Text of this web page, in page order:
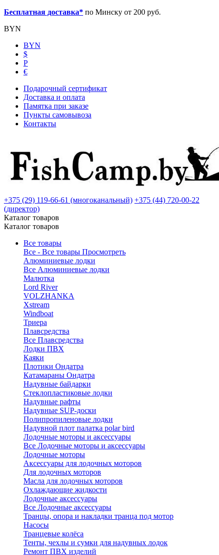
Бесплатная доставка* по Минску от 200 руб.
BYN
BYN
$
Р
€
Подарочный сертификат
Доставка и оплата
Памятка при заказе
Пункты самовывоза
Контакты
+375 (29) 119-66-61 (многоканальный) +375 (44) 720-00-22
(директор)
Каталог товаров
Каталог товаров
Все товары
Все - Все товары Просмотреть
Алюминиевые лодки
Все Алюминиевые лодки
Малютка
Lord River
VOLZHANKA
Xstream
Windboat
Триера
Плавсредства
Все Плавсредства
Лодки ПВХ
Каяки
Плотики Ондатра
Катамараны Ондатра
Надувные байдарки
Стеклопластиковые лодки
Надувные рафты
Надувные SUP-доски
Полипропиленовые лодки
Надувной плот палатка polar bird
Лодочные моторы и аксессуары
Все Лодочные моторы и аксессуары
Лодочные моторы
Аксессуары для лодочных моторов
Для лодочных моторов
Масла для лодочных моторов
Охлаждающие жидкости
Лодочные аксессуары
Все Лодочные аксессуары
Транцы, опора и накладки транца под мотор
Насосы
Транцевые колёса
Тенты, чехлы и сумки для надувных лодок
Ремонт ПВХ изделий